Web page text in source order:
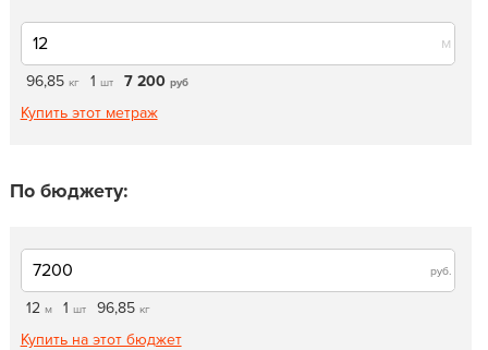
м
96,85 кг 1 шт 7 200 руб
Купить этот метраж
По бюджету:
руб.
12 м 1 шт 96,85 кг
Купить на этот бюджет